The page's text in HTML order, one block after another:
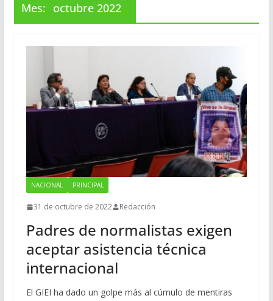
Mes: octubre 2022
NACIONAL PRINCIPAL
31 de octubre de 2022 Redacción
Padres de normalistas exigen
aceptar asistencia técnica
internacional
El GIEI ha dado un golpe más al cúmulo de mentiras